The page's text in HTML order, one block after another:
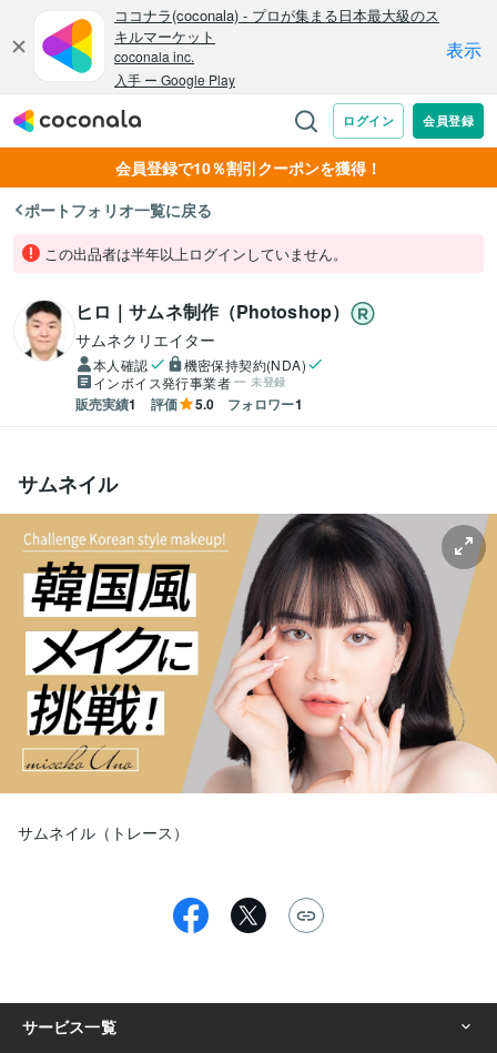
会員登録で10％割引クーポンを獲得！
ポートフォリオ一覧に戻る
この出品者は半年以上ログインしていません。
ヒロ｜サムネ制作（Photoshop）
サムネクリエイター
本人確認
機密保持契約(NDA)
インボイス発行事業者
未登録
販売実績1 評価 5.0 フォロワー1
サムネイル
サムネイル（トレース）